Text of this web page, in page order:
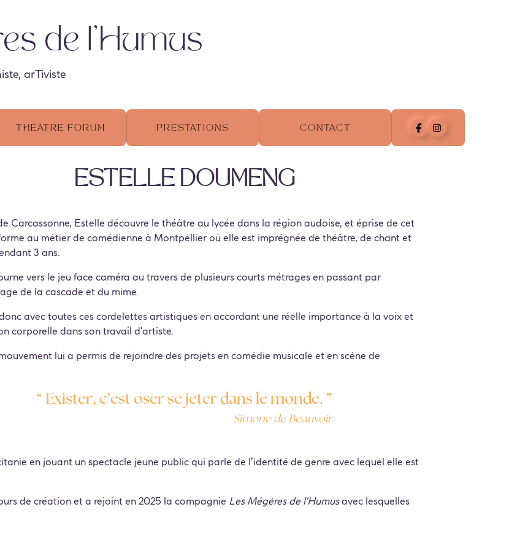
de l'Humus
arTiviste
Théâtre Forum Prestations Contact
Estelle Doumeng
Carcassonne, Estelle découvre le théâtre au lycée dans la région audoise, et éprise de cet
au métier de comédienne à Montpellier où elle est imprégnée de théâtre, de chant et
3 ans.
vers le jeu face caméra au travers de plusieurs courts métrages en passant par
de la cascade et du mime.
avec toutes ces cordelettes artistiques en accordant une réelle importance à la voix et
corporelle dans son travail d'artiste.
lui a permis de rejoindre des projets en comédie musicale et en scène de
“ Exister, c’est oser se jeter dans le monde. ”
Simone de Beauvoir
en jouant un spectacle jeune public qui parle de l’identité de genre avec lequel elle est
de création et a rejoint en 2025 la compagnie Les Mégères de l'Humusavec lesquelles